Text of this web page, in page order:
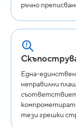
ръчно
Една-
неправилни
компрометират
тези грешки